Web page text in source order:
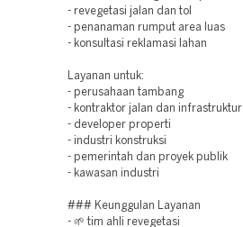
- revegetasi jalan dan tol
- penanaman rumput area luas
- konsultasi reklamasi lahan
Layanan untuk:
- perusahaan tambang
- kontraktor jalan dan infrastruktur
- developer properti
- industri konstruksi
- pemerintah dan proyek publik
- kawasan industri
### Keunggulan Layanan
- 🌱 tim ahli revegetasi